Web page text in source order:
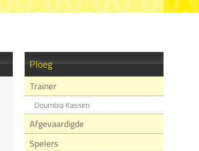
Ploeg
Trainer
Doumbia Kassim
Afgevaardigde
Spelers